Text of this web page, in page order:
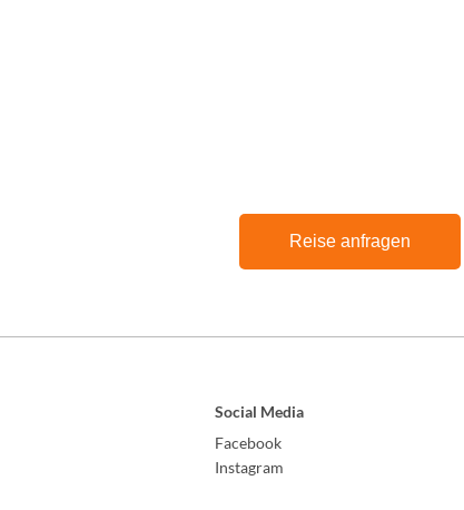
Reise anfragen
Social Media
Facebook
Instagram